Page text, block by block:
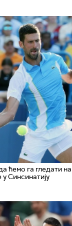
ћемо га гледати
Синсинатију